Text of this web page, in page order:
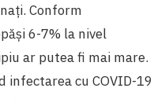
Conform
6-7% la nivel
ar putea fi mai mare.
cu COVID-19